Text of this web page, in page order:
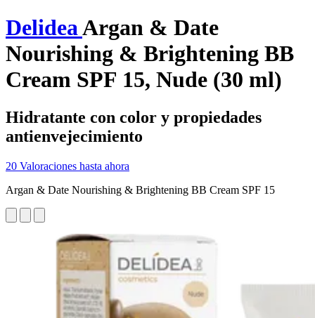
DelideaArgan & Date
Nourishing & Brightening BB
Cream SPF 15, Nude (30 ml)
Hidratante con color y propiedades
antienvejecimiento
20 Valoraciones hasta ahora
Argan & Date Nourishing & Brightening BB Cream SPF 15